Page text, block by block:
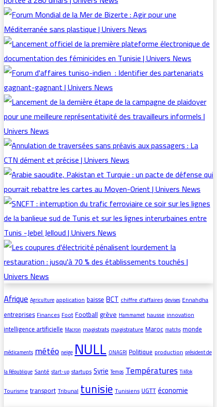
Afrique Agriculture applicationbaisseBCTchiffre d’affaires devises Ennahdha
entreprisesFinancesFootFootballgrève Hammamet hausseinnovation
intelligence artificielle Macron magistratsmagistratureMaroc matchs monde
médicaments météo neige NULL ONAGRI Politique production président de
la République Santé start-up startupsSyrie Temps Températures TikTok
TourismetransportTribunaltunisieTunisiensUGTTéconomie